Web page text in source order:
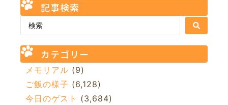
記事検索
カテゴリー
メモリアル (9)
ご飯の様子 (6,128)
今日のゲスト (3,684)